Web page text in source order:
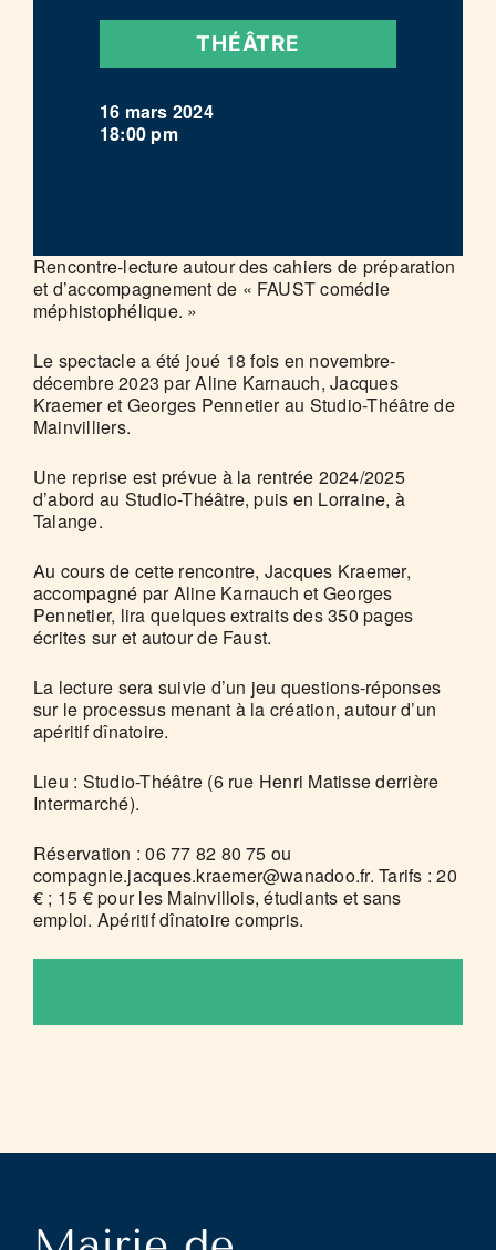
THÉÂTRE
16 mars 2024
18:00 pm
Rencontre-lecture autour des cahiers de préparation
et d’accompagnement de « FAUST comédie
méphistophélique. »
Le spectacle a été joué 18 fois en novembre-
décembre 2023 par Aline Karnauch, Jacques
Kraemer et Georges Pennetier au Studio-Théâtre de
Mainvilliers.
Une reprise est prévue à la rentrée 2024/2025
d’abord au Studio-Théâtre, puis en Lorraine, à
Talange.
Au cours de cette rencontre, Jacques Kraemer,
accompagné par Aline Karnauch et Georges
Pennetier, lira quelques extraits des 350 pages
écrites sur et autour de Faust.
La lecture sera suivie d’un jeu questions-réponses
sur le processus menant à la création, autour d’un
apéritif dînatoire.
Lieu : Studio-Théâtre (6 rue Henri Matisse derrière
Intermarché).
Réservation : 06 77 82 80 75 ou
compagnie.jacques.kraemer@wanadoo.fr. Tarifs : 20
€ ; 15 € pour les Mainvillois, étudiants et sans
emploi. Apéritif dînatoire compris.